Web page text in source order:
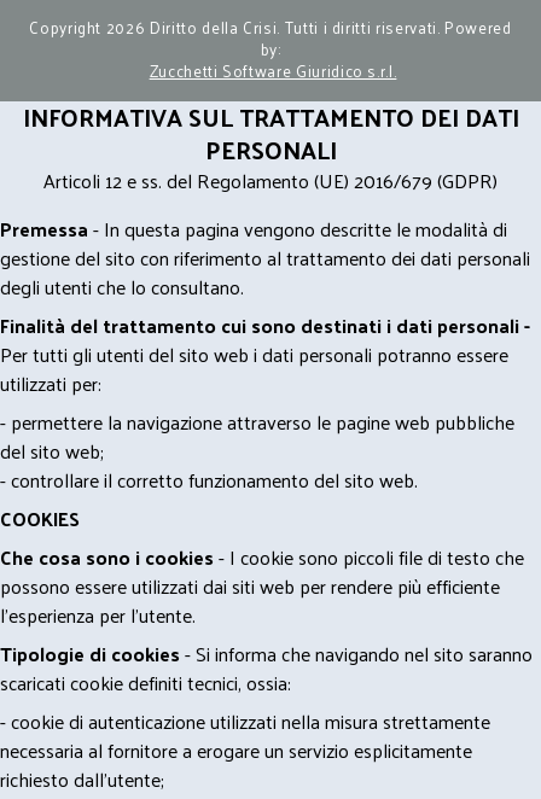
Copyright 2026 Diritto della Crisi. Tutti i diritti riservati. Powered
by:
Zucchetti Software Giuridico s.r.l.
INFORMATIVA SUL TRATTAMENTO DEI DATI
PERSONALI
Articoli 12 e ss. del Regolamento (UE) 2016/679 (GDPR)
Premessa- In questa pagina vengono descritte le modalità di
gestione del sito con riferimento al trattamento dei dati personali
degli utenti che lo consultano.
Finalità del trattamento cui sono destinati i dati personali -
Per tutti gli utenti del sito web i dati personali potranno essere
utilizzati per:
- permettere la navigazione attraverso le pagine web pubbliche
del sito web;
- controllare il corretto funzionamento del sito web.
COOKIES
Che cosa sono i cookies- I cookie sono piccoli file di testo che
possono essere utilizzati dai siti web per rendere più efficiente
l'esperienza per l'utente.
Tipologie di cookies- Si informa che navigando nel sito saranno
scaricati cookie definiti tecnici, ossia:
- cookie di autenticazione utilizzati nella misura strettamente
necessaria al fornitore a erogare un servizio esplicitamente
richiesto dall'utente;